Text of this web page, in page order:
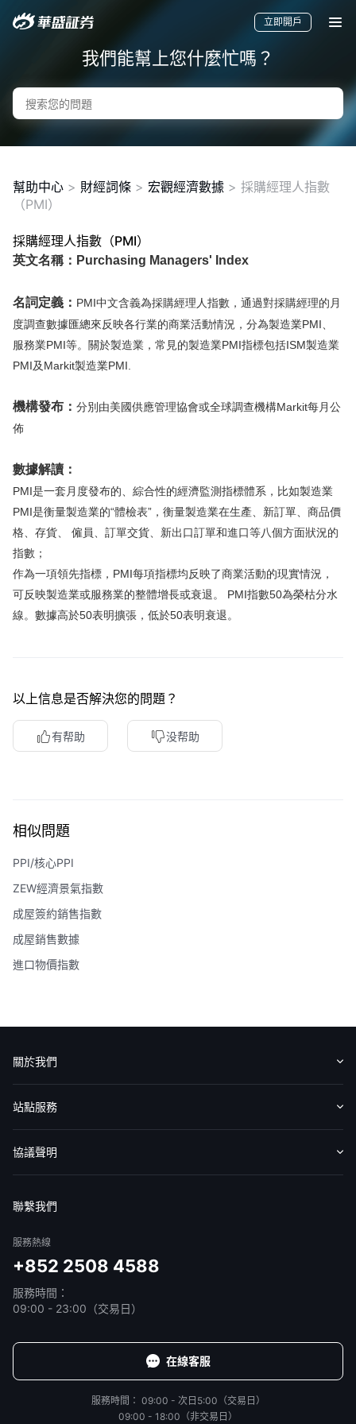
要聞
快訊
美股
港股
新股
關於我們
媒體報導
立即開戶
我們能幫上您什麼忙嗎？
幫助中心 > 財經詞條 > 宏觀經濟數據 > 採購經理人指數
（PMI）
採購經理人指數（PMI）
英文名稱：Purchasing Managers' Index
名詞定義： PMI中文含義為採購經理人指數，通過對採購經理的月
度調查數據匯總來反映各行業的商業活動情況，分為製造業PMI、
服務業PMI等。關於製造業，常見的製造業PMI指標包括ISM製造業
PMI及Markit製造業PMI.
機構發布： 分別由美國供應管理協會或全球調查機構Markit每月公
佈
數據解讀：
PMI是一套月度發布的、綜合性的經濟監測指標體系，比如製造業
PMI是衡量製造業的“體檢表”，衡量製造業在生產、新訂單、商品價
格、存貨、 僱員、訂單交貨、新出口訂單和進口等八個方面狀況的
指數；
作為一項領先指標，PMI每項指標均反映了商業活動的現實情況，
可反映製造業或服務業的整體增長或衰退。 PMI指數50為榮枯分水
線。數據高於50表明擴張，低於50表明衰退。
以上信息是否解決您的問題？
有帮助 没帮助
相似問題
PPI/核心PPI
ZEW經濟景氣指數
成屋簽約銷售指數
成屋銷售數據
進口物價指數
關於我們
認識華盛
媒體報導
意見反饋
站點服務
收費標準
交易工具
幫助中心
協議聲明
聯繫我們
服務熱線
+852 2508 4588
服務時間：
09:00 - 23:00（交易日）
在線客服
服務時間： 09:00 - 次日5:00（交易日）
09:00 - 18:00（非交易日）